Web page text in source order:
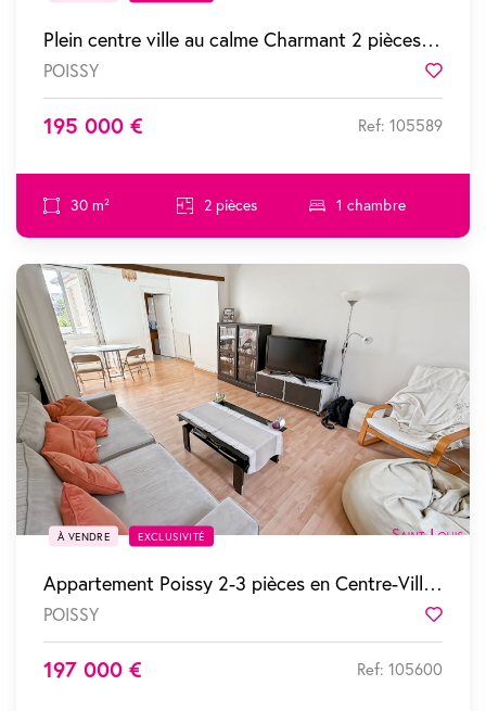
Plein centre ville au calme Charmant 2 pièces dans résidence recherchée
POISSY
195 000 € Ref: 105589
30 m² 2 pièces 1 chambre
SOUS COMPROMIS
À VENDRE EXCLUSIVITÉ
Appartement Poissy 2-3 pièces en Centre-Ville de POISSY
POISSY
197 000 € Ref: 105600